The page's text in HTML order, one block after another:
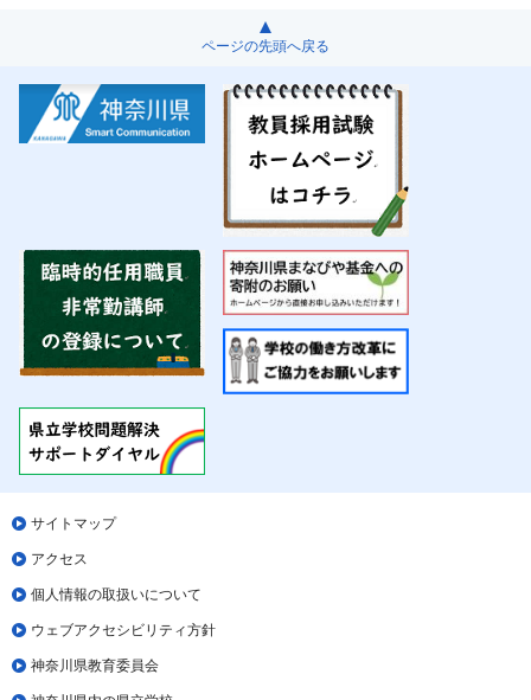
ページの先頭へ戻る
サイトマップ
アクセス
個人情報の取扱いについて
ウェブアクセシビリティ方針
神奈川県教育委員会